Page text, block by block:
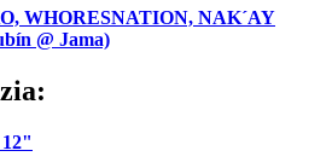
WHORESNATION, NAK´AY
@ Jama)